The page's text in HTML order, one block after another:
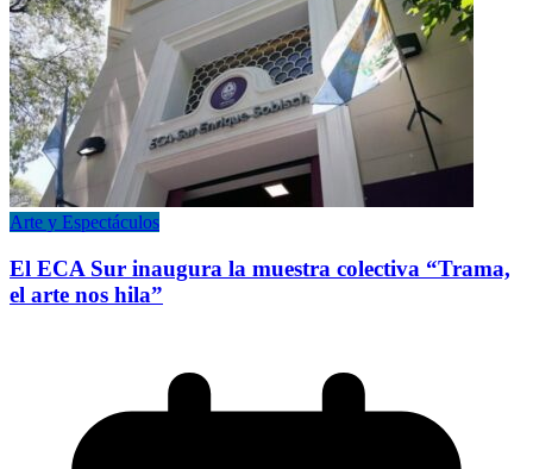
Arte y Espectáculos
El ECA Sur inaugura la muestra colectiva “Trama,
el arte nos hila”